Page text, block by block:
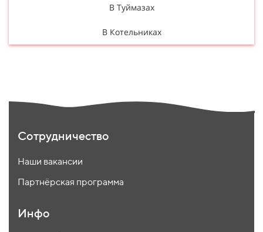
В Туймазах
В Котельниках
Сотрудничество
Наши вакансии
Партнёрская программа
Инфо